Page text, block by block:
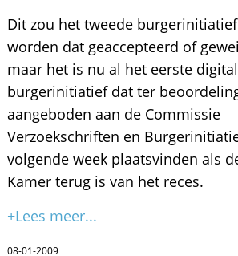
Dit zou het tweede
worden dat geaccepteerd of
maar het is nu al het eerste
burgerinitiatief dat ter
aangeboden aan de Commissie
Verzoekschriften en
volgende week plaatsvinden als
Kamer terug is van het reces.
+Lees meer...
08-01-2009